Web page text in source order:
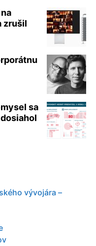
zrušil
sa
vývojára –